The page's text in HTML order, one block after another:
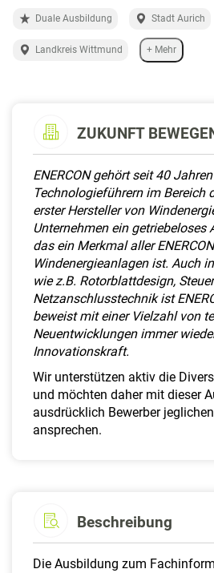
Duale Ausbildung Stadt Aurich
Landkreis Wittmund + Mehr
ZUKUNFT
ENERCON gehört seit 40
Technologieführern im Bereich
erster Hersteller von
Unternehmen ein getriebeloses
das ein Merkmal aller ENERCON
Windenergieanlagen ist. Auch
wie z.B. Rotorblattdesign,
Netzanschlusstechnik ist
beweist mit einer Vielzahl von
Neuentwicklungen immer
Innovationskraft.
Wir unterstützen aktiv die
und möchten daher mit dieser
ausdrücklich Bewerber
ansprechen.
Beschreibung
Die Ausbildung zum